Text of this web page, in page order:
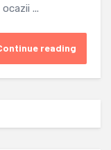
...
reading